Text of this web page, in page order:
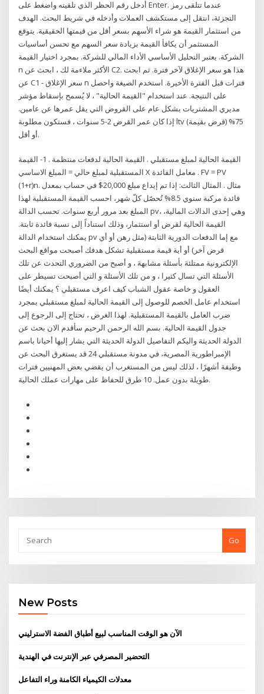
أدخل رقم الحظر الذي تلقيته واضغط على Enter. عندما تتلقى رمز
التجزئة، انتقل إلى مستكشف العملات وأدخله في شريط البحث. الهدف
من استثمار القيمة هو شراء الأسهم بسعر أقل من قيمتها الحقيقية. يتوقع
المستثمر أن يكافأ القيمة بزيادة سعر السهم مع تحسن أساسيات
الشركة. يعتبر التحليل الأساسي الأداء المالي للشركة. بمجرد اختيار القيمة
n الأكثر ملاءمة لك ، ابحث عن C2. هذا هو سعر الإغلاق لآخر فترة. ثم ابحث
عن C1 - سعر الإغلاق n فترات قبل الفترة الأخيرة. استخدم الصيغة واحصل
على النتيجة. عند استخدام "القيمة الحالية" ، لا يُسمح بإسقاط مؤشر
مديري المشتريات بشكل عام على القروض التي يقل عمرها عن عامين.
إذا كان عمر القرض 2-5 سنوات ، فستكون مطلوبة ltv (قرض بقيمة) 75%
أو أقل.
القيمة الحالية لمبلغ مستقبلي . القيمة الحالية لدفعات منتظمة . 1- القيمة
المستقبلية لمبلغ حالي = المبلغ الاساسي X معامل الفائدة . FV = PV
(1+r)n. مثال . المثال الثالث: إذا تم إيداع مبلغ 20,000$ في حساب بمعدل
فائدة مركبة سنوي 8.5% تُحصّل كلّ شهر، احسب القيمة المستقبلية لهذا
المبلغ بعد مرور أربع سنوات. تحسب الدالة pv، وهي إحدى الدالات المالية،
القيمة الحالية لقرض أو استثمار، وذلك استناداً إلى نسبة فائدة ثابتة.
يمكنك استخدام الدالة pv مع إما الدفعات الدورية الثابتة (مثل رهن أو أي
قرض آخر) أو أية قيمة مستقبلية تشكل هدفك أصبحت مواقع البحث
الإلكترونية ممتلئة بأسئلة مشابهة ، و أصبح من الضروري التحدث عن تلك
الأسئلة التي تسال كثيرا ، و من تلك الأسئلة و التي أصبحت تسيطر على
العقول و خاصة عقول الشباب كيف اعرف مستقبلي ؟ يمكنك أيضًا
استخدام عامل الخصم للوصول إلى القيمة الحالية لمبلغ مستقبلي بمجرد
ضرب العامل بالقيمة المستقبلية. لهذا الغرض ، تحتاج إلى الرجوع إلى
جدول القيمة الحالية. بسم الله الرحمن الرحيم سأقدم الان بحث عن
الدولة الحديثة واليكم التفاصيل الدولة الحديثة التي يشار إليها أحيانا باسم
الإمبراطورية المصرية، في مدونة مستقبلي 24 قد يستغرق البحث عن
وظيفة أشهرًا ، لذلك ليس من المستغرب أن يقضي بعض المهنيين فترات
طويلة بدون عمل. 10 طرق للحفاظ على مهارات عملك الحالية.
Go
New Posts
الآن هو الوقت المناسب لبيع أطباق الفضة الاسترليني
التحضير المصرفي عبر الإنترنت في الهندية
معدلات الكيمياء الكامنة وراء التفاعل